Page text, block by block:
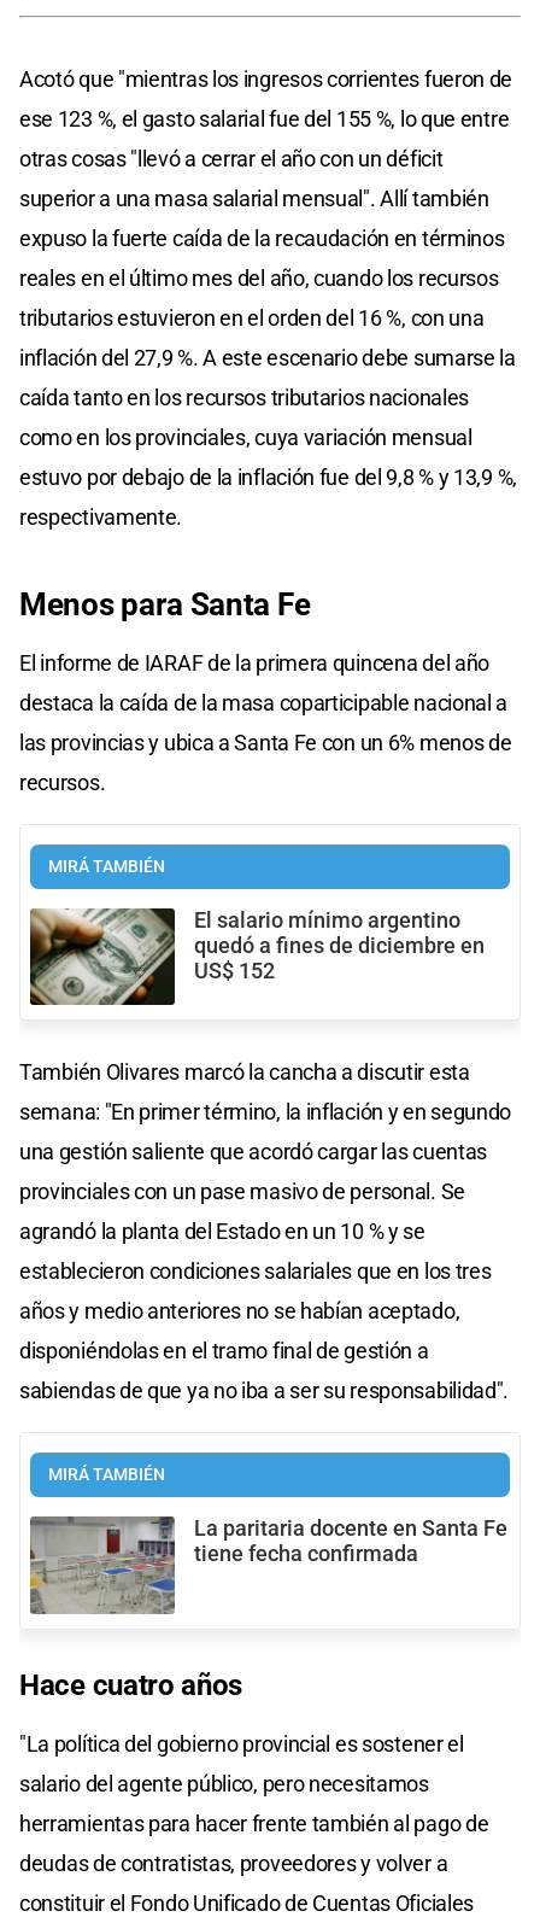
Acotó que "mientras los ingresos corrientes fueron de
ese 123 %, el gasto salarial fue del 155 %, lo que entre
otras cosas "llevó a cerrar el año con un déficit
superior a una masa salarial mensual". Allí también
expuso la fuerte caída de la recaudación en términos
reales en el último mes del año, cuando los recursos
tributarios estuvieron en el orden del 16 %, con una
inflación del 27,9 %. A este escenario debe sumarse la
caída tanto en los recursos tributarios nacionales
como en los provinciales, cuya variación mensual
estuvo por debajo de la inflación fue del 9,8 % y 13,9 %,
respectivamente.
Menos para Santa Fe
El informe de IARAF de la primera quincena del año
destaca la caída de la masa coparticipable nacional a
las provincias y ubica a Santa Fe con un 6% menos de
recursos.
MIRÁ TAMBIÉN
El salario mínimo argentino
quedó a fines de diciembre en
US$ 152
También Olivares marcó la cancha a discutir esta
semana: "En primer término, la inflación y en segundo
una gestión saliente que acordó cargar las cuentas
provinciales con un pase masivo de personal. Se
agrandó la planta del Estado en un 10 % y se
establecieron condiciones salariales que en los tres
años y medio anteriores no se habían aceptado,
disponiéndolas en el tramo final de gestión a
sabiendas de que ya no iba a ser su responsabilidad".
MIRÁ TAMBIÉN
La paritaria docente en Santa Fe
tiene fecha confirmada
Hace cuatro años
"La política del gobierno provincial es sostener el
salario del agente público, pero necesitamos
herramientas para hacer frente también al pago de
deudas de contratistas, proveedores y volver a
constituir el Fondo Unificado de Cuentas Oficiales